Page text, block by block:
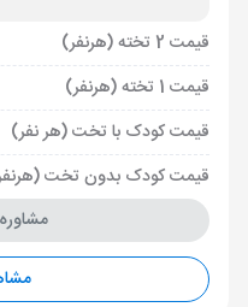
قیمت 2 تخته (هرنفر)
قیمت 1 تخته (هرنفر)
قیمت کودک با تخت (هر نفر)
قیمت کودک بدون تخت